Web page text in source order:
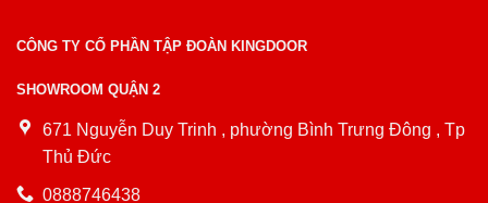
CÔNG TY CỔ PHẦN TẬP ĐOÀN KINGDOOR
SHOWROOM QUẬN 2
671 Nguyễn Duy Trinh , phường Bình Trưng Đông , Tp
Thủ Đức
0888746438